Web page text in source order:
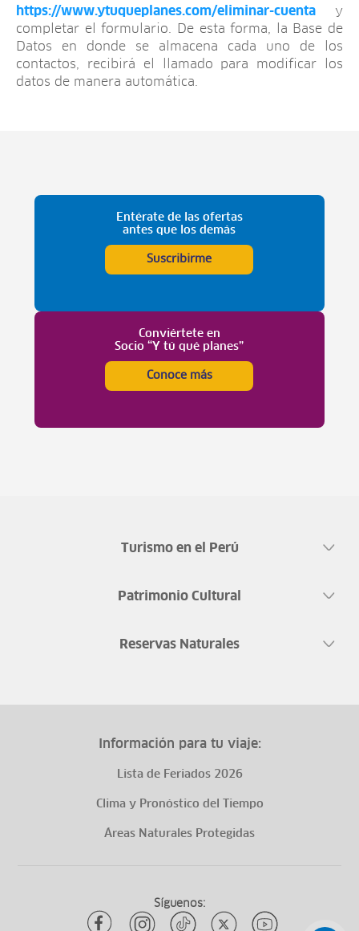
https://www.ytuqueplanes.com/eliminar-cuenta y
completar el formulario. De esta forma, la Base de
Datos en donde se almacena cada uno de los
contactos, recibirá el llamado para modificar los
datos de manera automática.
Entérate de las ofertas
antes que los demás
Suscribirme
Conviértete en
Socio “Y tú qué planes”
Conoce más
Turismo en el Perú
Patrimonio Cultural
Reservas Naturales
Información para tu viaje:
Lista de Feriados 2026
Clima y Pronóstico del Tiempo
Áreas Naturales Protegidas
Síguenos: